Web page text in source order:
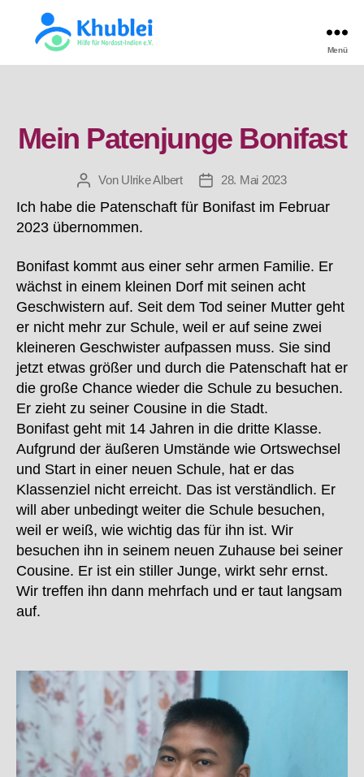
Khublei
Menü
Mein Patenjunge Bonifast
Beitragsautor
Von Ulrike Albert Beitragsdatum
28. Mai 2023
Ich habe die Patenschaft für Bonifast im Februar
2023 übernommen.
Bonifast kommt aus einer sehr armen Familie. Er
wächst in einem kleinen Dorf mit seinen acht
Geschwistern auf. Seit dem Tod seiner Mutter geht
er nicht mehr zur Schule, weil er auf seine zwei
kleineren Geschwister aufpassen muss. Sie sind
jetzt etwas größer und durch die Patenschaft hat er
die große Chance wieder die Schule zu besuchen.
Er zieht zu seiner Cousine in die Stadt.
Bonifast geht mit 14 Jahren in die dritte Klasse.
Aufgrund der äußeren Umstände wie Ortswechsel
und Start in einer neuen Schule, hat er das
Klassenziel nicht erreicht. Das ist verständlich. Er
will aber unbedingt weiter die Schule besuchen,
weil er weiß, wie wichtig das für ihn ist. Wir
besuchen ihn in seinem neuen Zuhause bei seiner
Cousine. Er ist ein stiller Junge, wirkt sehr ernst.
Wir treffen ihn dann mehrfach und er taut langsam
auf.